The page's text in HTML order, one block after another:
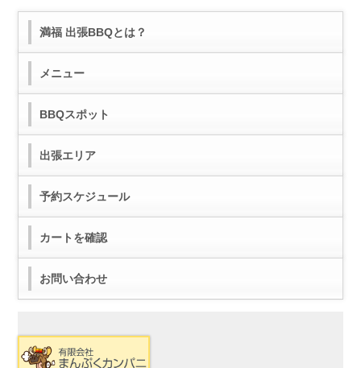
満福 出張BBQとは？
メニュー
BBQスポット
出張エリア
予約スケジュール
カートを確認
お問い合わせ